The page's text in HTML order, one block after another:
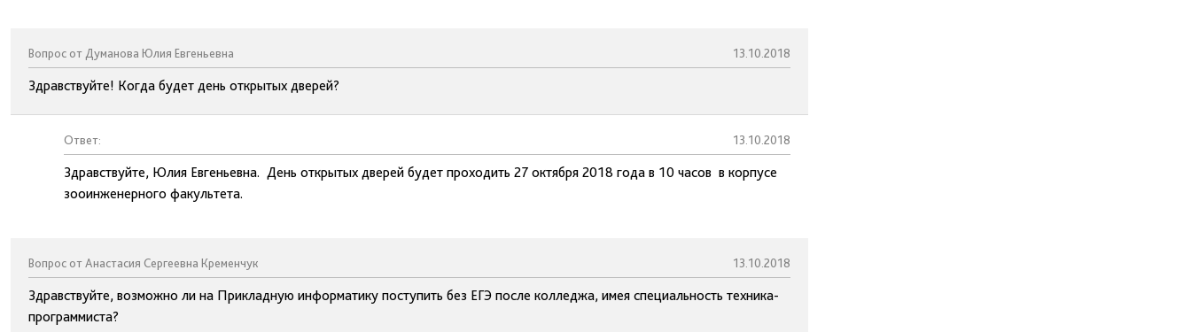
Вопрос от Думанова Юлия Евгеньевна 13.10.2018
Здравствуйте! Когда будет день открытых дверей?
Ответ: 13.10.2018
Здравствуйте, Юлия Евгеньевна. День открытых дверей будет проходить 27 октября 2018 года в 10 часов в корпусе
зооинженерного факультета.
Вопрос от Анастасия Сергеевна Кременчук 13.10.2018
Здравствуйте, возможно ли на Прикладную информатику поступить без ЕГЭ после колледжа, имея специальность техника-
программиста?